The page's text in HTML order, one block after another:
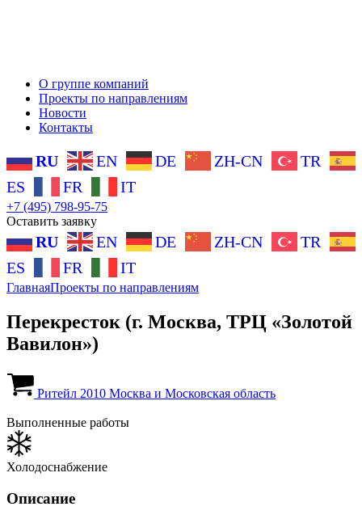
О группе компаний
Проекты по направлениям
Новости
Контакты
RU EN DE ZH-CN
TR
ES
FR IT
+7 (495) 798-95-75
Оставить заявку
RU EN DE ZH-CN
TR
ES
FR IT
ГлавнаяПроекты по направлениям
Перекресток (г. Москва, ТРЦ «Золотой
Вавилон»)
Ритейл 2010 Москва и Московская область
Выполненные работы
Холодоснабжение
Описание